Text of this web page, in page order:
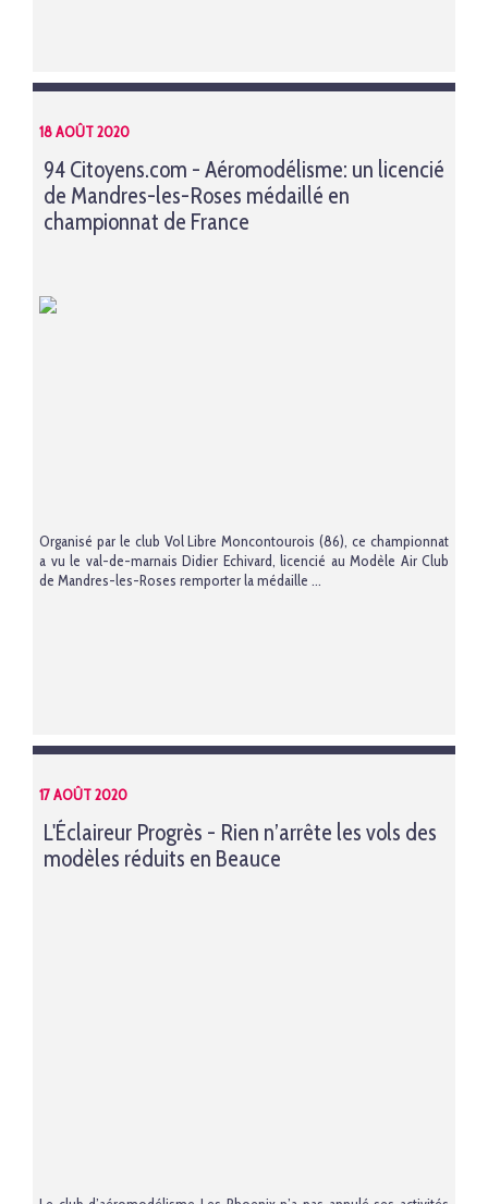
18 AOÛT 2020
94 Citoyens.com - Aéromodélisme: un licencié
de Mandres-les-Roses médaillé en
championnat de France
Organisé par le club Vol Libre Moncontourois (86), ce championnat
a vu le val-de-marnais Didier Echivard, licencié au Modèle Air Club
de Mandres-les-Roses remporter la médaille ...
17 AOÛT 2020
L'Éclaireur Progrès - Rien n’arrête les vols des
modèles réduits en Beauce